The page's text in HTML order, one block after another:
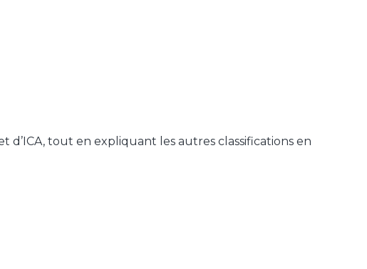
d’ICA, tout en expliquant les autres classifications en